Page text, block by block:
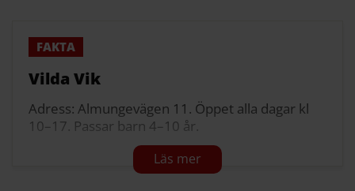
Vilda Vik
Adress: Almungevägen 11. Öppet alla dagar kl
10–17. Passar barn 4–10 år.
Upplands Väsby kommun äger marken, Wik
Event & Konferens AB äger tomträttsavtalet.